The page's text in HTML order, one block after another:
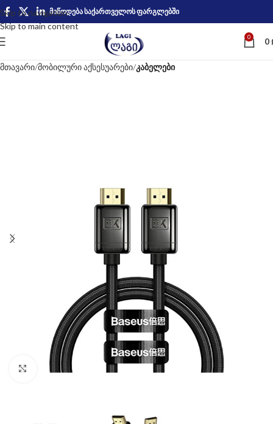
Skip to navigation
Skip to main content
მიწოდება საქართველოს ფარგლებში
0 0
მთავარი მობილური აქსესუარები კაბელები
Click to enlarge